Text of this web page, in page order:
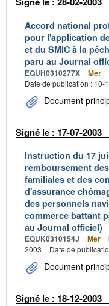
Accord national
pour l'application
et du SMIC à la
paru au Journal
EQUH0310277X Mer
Date de publication : 10-
Document
Signé le : 17-07-2003
Instruction du 17
remboursement
familiales et des
d'assurance
des personnels
commerce battant
au Journal officiel)
EQUK0310154J Mer
2003
Date de
Document
Signé le : 18-12-2003